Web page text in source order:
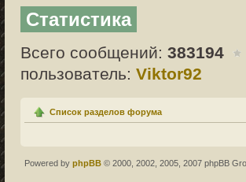
Статистика
Всего сообщений: 383194
пользователь: Viktor92
Список разделов форума
Powered by phpBB © 2000, 2002, 2005, 2007 phpBB